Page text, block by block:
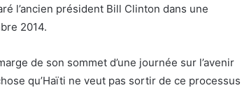
l’ancien président Bill Clinton dans une
2014.
de son sommet d’une journée sur l’avenir
qu’Haïti ne veut pas sortir de ce processus